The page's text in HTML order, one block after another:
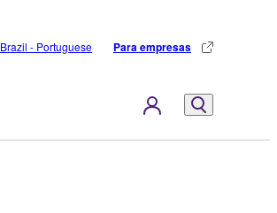
Brazil - Portuguese Para empresas